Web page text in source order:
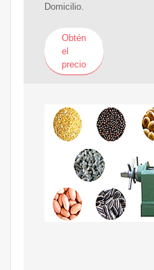
Domicilio.
Obtén
el
precio